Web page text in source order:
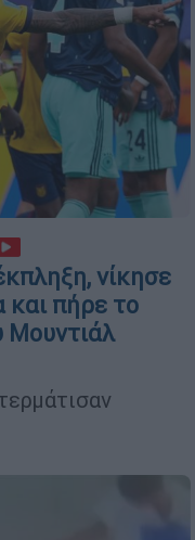
νίκησε
και πήρε το
Μουντιάλ